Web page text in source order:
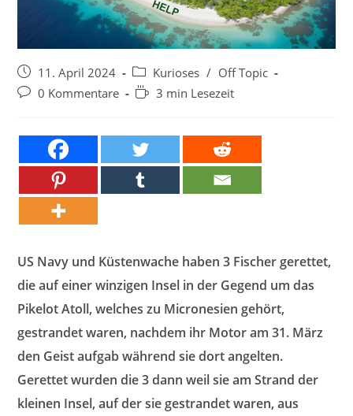
Beitrag
veröffentlicht:
11. April 2024
Beitrags-
Kategorie:
Kurioses / Off Topic
Beitrags-
0 Kommentare Lesedauer:
3 min Lesezeit
US Navy und Küstenwache haben 3 Fischer gerettet,
die auf einer winzigen Insel in der Gegend um das
Pikelot Atoll, welches zu Micronesien gehört,
gestrandet waren, nachdem ihr Motor am 31. März
den Geist aufgab während sie dort angelten.
Gerettet wurden die 3 dann weil sie am Strand der
kleinen Insel, auf der sie gestrandet waren, aus